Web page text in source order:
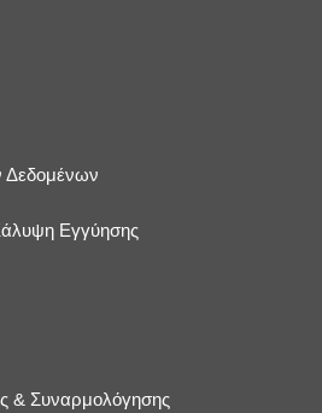
Δεδομένων
Εγγύησης
& Συναρμολόγησης